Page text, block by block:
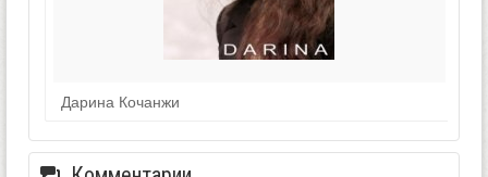
Дарина Кочанжи